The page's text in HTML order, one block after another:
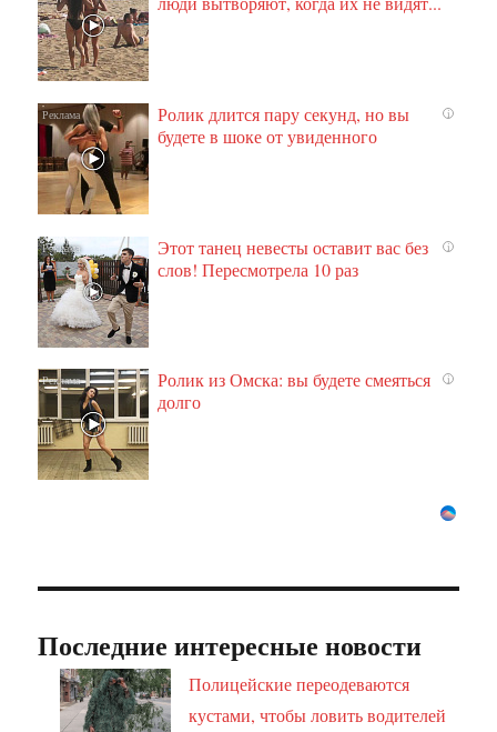
i
Ролик длится пару секунд, но вы
будете в шоке от увиденного
i
Этот танец невесты оставит вас без
слов! Пересмотрела 10 раз
i
Ролик из Омска: вы будете смеяться
долго
Последние интересные новости
Полицейские переодеваются
кустами, чтобы ловить водителей